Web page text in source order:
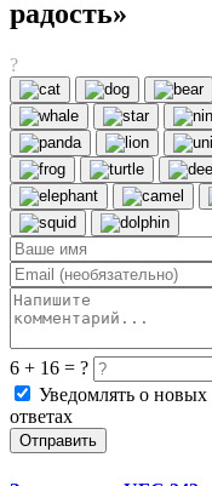
радость»
?
6 + 16 = ?
Уведомлять о
ответах
Отправить